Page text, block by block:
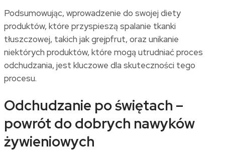
Podsumowując, wprowadzenie do swojej diety
produktów, które przyspieszą spalanie tkanki
tłuszczowej, takich jak grejpfrut, oraz unikanie
niektórych produktów, które mogą utrudniać proces
odchudzania, jest kluczowe dla skuteczności tego
procesu.
Odchudzanie po świętach –
powrót do dobrych nawyków
żywieniowych